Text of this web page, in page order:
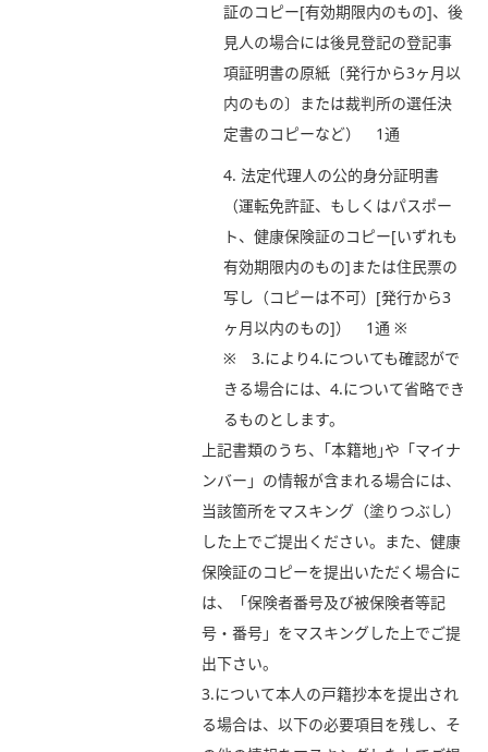
証のコピー[有効期限内のもの]、後
見人の場合には後見登記の登記事
項証明書の原紙〔発行から3ヶ月以
内のもの〕または裁判所の選任決
定書のコピーなど） 1通
4. 法定代理人の公的身分証明書
（運転免許証、もしくはパスポー
ト、健康保険証のコピー[いずれも
有効期限内のもの]または住民票の
写し（コピーは不可）[発行から3
ヶ月以内のもの]） 1通 ※
※ 3.により4.についても確認がで
きる場合には、4.について省略でき
るものとします。
上記書類のうち、｢本籍地｣や「マイナ
ンバー」の情報が含まれる場合には、
当該箇所をマスキング（塗りつぶし）
した上でご提出ください。また、健康
保険証のコピーを提出いただく場合に
は、「保険者番号及び被保険者等記
号・番号」をマスキングした上でご提
出下さい。
3.について本人の戸籍抄本を提出され
る場合は、以下の必要項目を残し、そ